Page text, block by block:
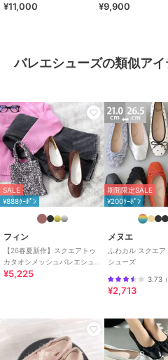
性別タイプ
レディース
ゴールド(GLJ)
素材
合成皮革
商品のお取り
特徴
シューズ
無地/アニマル
/リボン /
トゥ
バレエシューズ
/リボン
トゥ
原産国 中国
¥11,000 ¥9,900
バレエシューズの類似アイ
SALE
¥888ｸｰﾎﾟﾝ
フィン
【26春夏新作】スクエアトゥ
カタオシメッシュバレエシュ
ーズ【低反発スポンジ入り】
¥5,225
期間限定SALE
¥200ｸｰﾎﾟﾝ
メヌエ
ふわカル スクエ
シューズ
3.73 （
¥2,713